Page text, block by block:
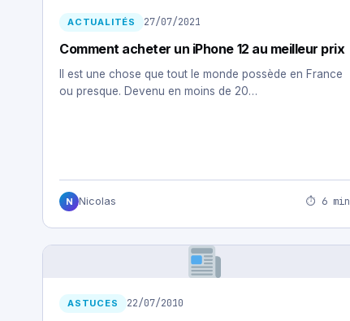
ACTUALITÉS 27/07/2021
Comment acheter un iPhone 12 au meilleur prix
Il est une chose que tout le monde possède en France
ou presque. Devenu en moins de 20…
N Nicolas ⏱ 6 min
ASTUCES 22/07/2010